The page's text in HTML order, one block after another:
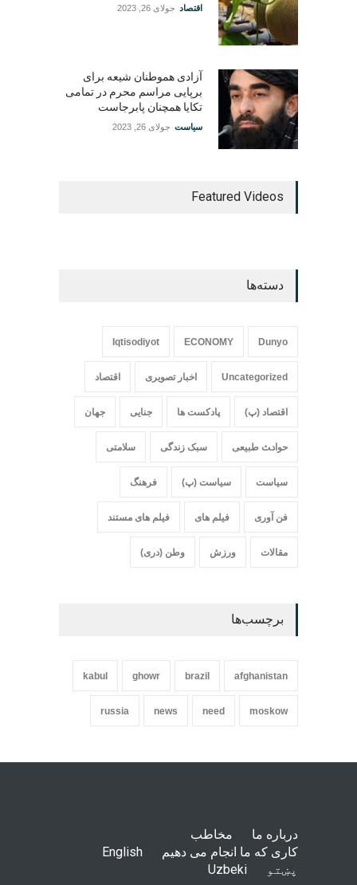
اقتصاد جولای 26, 2023
آزادی هموطنان شیعه برای
برپایی مراسم محرم در تمامی
تکایا همچنان پابرجاست
سیاست جولای 26, 2023
Featured Videos
دسته‌ها
Dunyo
ECONOMY
Iqtisodiyot
Uncategorized اخبار تصویری اقتصاد
اقتصاد (پ) پادکست ها جنایی جهان
حواد‍‍‍ث طبیعی سبک زندگی سلامتی
سیاست سیاست (پ) فرهنگ
فن آوری فیلم های فیلم های مستند
مقالات ورزش وطن (دری)
برچسب‌ها
afghanistan
brazil
ghowr
kabul
moskow
need
news
russia
درباره ما
مخاطب
کاری که ما انجام می دهیم
English
پښتو
Uzbeki